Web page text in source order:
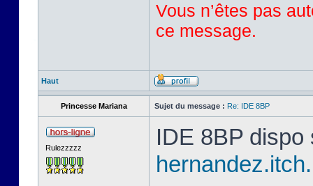
Vous n’êtes pas
ce message.
Haut
Princesse Mariana Sujet du message : Re: IDE 8BP
Rulezzzzz
IDE 8BP